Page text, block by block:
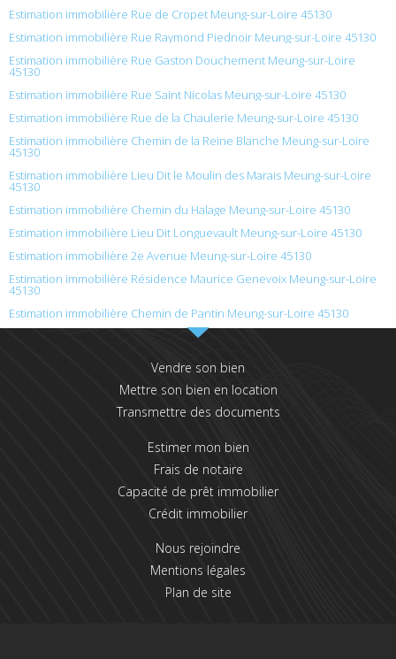
Estimation immobilière Rue de Cropet Meung-sur-Loire 45130
Estimation immobilière Rue Raymond Piednoir Meung-sur-Loire 45130
Estimation immobilière Rue Gaston Douchement Meung-sur-Loire
45130
Estimation immobilière Rue Saint Nicolas Meung-sur-Loire 45130
Estimation immobilière Rue de la Chaulerie Meung-sur-Loire 45130
Estimation immobilière Chemin de la Reine Blanche Meung-sur-Loire
45130
Estimation immobilière Lieu Dit le Moulin des Marais Meung-sur-Loire
45130
Estimation immobilière Chemin du Halage Meung-sur-Loire 45130
Estimation immobilière Lieu Dit Longuevault Meung-sur-Loire 45130
Estimation immobilière 2e Avenue Meung-sur-Loire 45130
Estimation immobilière Résidence Maurice Genevoix Meung-sur-Loire
45130
Estimation immobilière Chemin de Pantin Meung-sur-Loire 45130
Vendre son bien
Mettre son bien en location
Transmettre des documents
Estimer mon bien
Frais de notaire
Capacité de prêt immobilier
Crédit immobilier
Nous rejoindre
Mentions légales
Plan de site